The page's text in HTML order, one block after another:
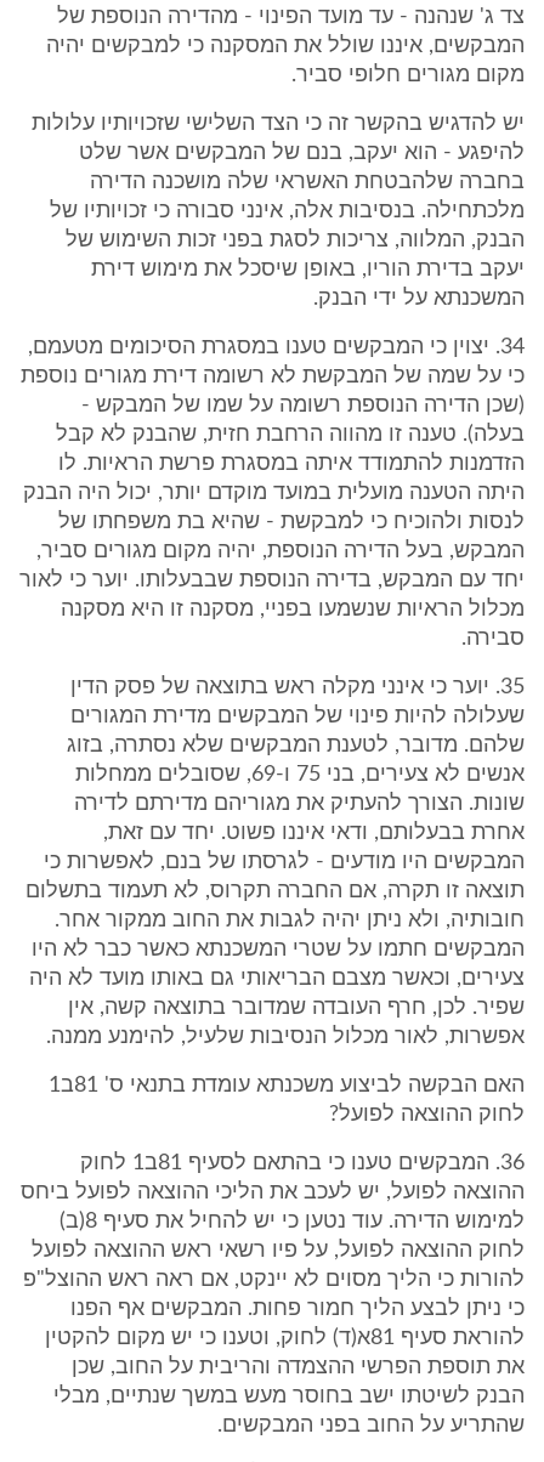
צד ג' שנהנה - עד מועד הפינוי - מהדירה הנוספת של
המבקשים, איננו שולל את המסקנה כי למבקשים יהיה
מקום מגורים חלופי סביר.
יש להדגיש בהקשר זה כי הצד השלישי שזכויותיו עלולות
להיפגע - הוא יעקב, בנם של המבקשים אשר שלט
בחברה שלהבטחת האשראי שלה מושכנה הדירה
מלכתחילה. בנסיבות אלה, אינני סבורה כי זכויותיו של
הבנק, המלווה, צריכות לסגת בפני זכות השימוש של
יעקב בדירת הוריו, באופן שיסכל את מימוש דירת
המשכנתא על ידי הבנק.
34. יצוין כי המבקשים טענו במסגרת הסיכומים מטעמם,
כי על שמה של המבקשת לא רשומה דירת מגורים נוספת
(שכן הדירה הנוספת רשומה על שמו של המבקש -
בעלה). טענה זו מהווה הרחבת חזית, שהבנק לא קבל
הזדמנות להתמודד איתה במסגרת פרשת הראיות. לו
היתה הטענה מועלית במועד מוקדם יותר, יכול היה הבנק
לנסות ולהוכיח כי למבקשת - שהיא בת משפחתו של
המבקש, בעל הדירה הנוספת, יהיה מקום מגורים סביר,
יחד עם המבקש, בדירה הנוספת שבבעלותו. יוער כי לאור
מכלול הראיות שנשמעו בפניי, מסקנה זו היא מסקנה
סבירה.
35. יוער כי אינני מקלה ראש בתוצאה של פסק הדין
שעלולה להיות פינוי של המבקשים מדירת המגורים
שלהם. מדובר, לטענת המבקשים שלא נסתרה, בזוג
אנשים לא צעירים, בני 75 ו-69, שסובלים ממחלות
שונות. הצורך להעתיק את מגוריהם מדירתם לדירה
אחרת בבעלותם, ודאי איננו פשוט. יחד עם זאת,
המבקשים היו מודעים - לגרסתו של בנם, לאפשרות כי
תוצאה זו תקרה, אם החברה תקרוס, לא תעמוד בתשלום
חובותיה, ולא ניתן יהיה לגבות את החוב ממקור אחר.
המבקשים חתמו על שטרי המשכנתא כאשר כבר לא היו
צעירים, וכאשר מצבם הבריאותי גם באותו מועד לא היה
שפיר. לכן, חרף העובדה שמדובר בתוצאה קשה, אין
אפשרות, לאור מכלול הנסיבות שלעיל, להימנע ממנה.
האם הבקשה לביצוע משכנתא עומדת בתנאי ס' 81ב1
לחוק ההוצאה לפועל?
36. המבקשים טענו כי בהתאם לסעיף 81ב1 לחוק
ההוצאה לפועל, יש לעכב את הליכי ההוצאה לפועל ביחס
למימוש הדירה. עוד נטען כי יש להחיל את סעיף 8(ב)
לחוק ההוצאה לפועל, על פיו רשאי ראש ההוצאה לפועל
להורות כי הליך מסוים לא יינקט, אם ראה ראש ההוצל"פ
כי ניתן לבצע הליך חמור פחות. המבקשים אף הפנו
להוראת סעיף 81א(ד) לחוק, וטענו כי יש מקום להקטין
את תוספת הפרשי ההצמדה והריבית על החוב, שכן
הבנק לשיטתו ישב בחוסר מעש במשך שנתיים, מבלי
שהתריע על החוב בפני המבקשים.